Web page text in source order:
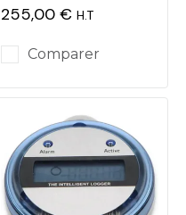
255,00 € H.T
Comparer